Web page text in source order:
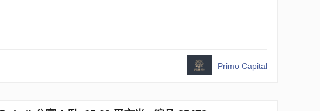
Primo Capital